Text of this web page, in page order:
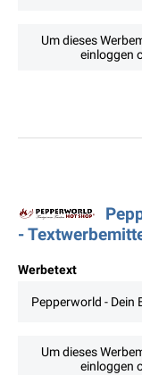
Um dieses
einloggen
-
Werbetext
Pepperworld - Dein
Um dieses
einloggen